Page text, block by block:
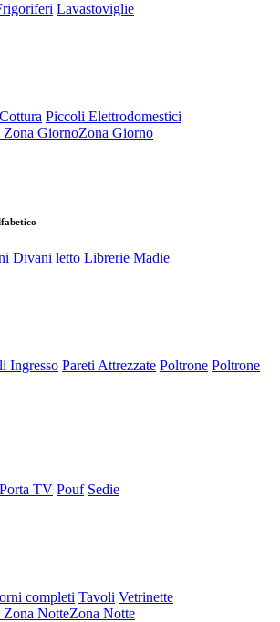
Lavastoviglie
Piccoli Elettrodomestici
Zona Giorno
Divani letto Librerie Madie
Ingresso Pareti Attrezzate Poltrone Poltrone
Porta TV Pouf Sedie
completi Tavoli Vetrinette
Zona Notte